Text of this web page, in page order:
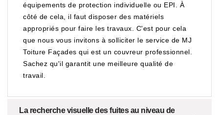
équipements de protection individuelle ou EPI. À
côté de cela, il faut disposer des matériels
appropriés pour faire les travaux. C'est pour cela
que nous vous invitons à solliciter le service de MJ
Toiture Façades qui est un couvreur professionnel.
Sachez qu'il garantit une meilleure qualité de
travail.
La recherche visuelle des fuites au niveau de